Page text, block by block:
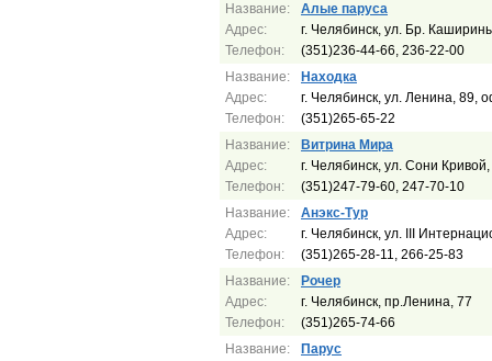
Название:
Адрес:
Телефон:
Алые паруса
г. Челябинск, ул. Бр.
(351)236-44-66, 236-22-00
Название:
Адрес:
Телефон:
Находка
г. Челябинск, ул. Ленина, 89,
(351)265-65-22
Название:
Адрес:
Телефон:
Витрина Мира
г. Челябинск, ул. Сони
(351)247-79-60, 247-70-10
Название:
Адрес:
Телефон:
Анэкс-Тур
г. Челябинск, ул. III
(351)265-28-11, 266-25-83
Название:
Адрес:
Телефон:
Рочер
г. Челябинск, пр.Ленина, 77
(351)265-74-66
Название:
Парус